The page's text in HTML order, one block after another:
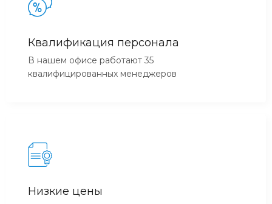
Квалификация персонала
В нашем офисе работают 35
квалифицированных менеджеров
Низкие цены